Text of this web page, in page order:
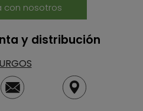
con nosotros
y distribución